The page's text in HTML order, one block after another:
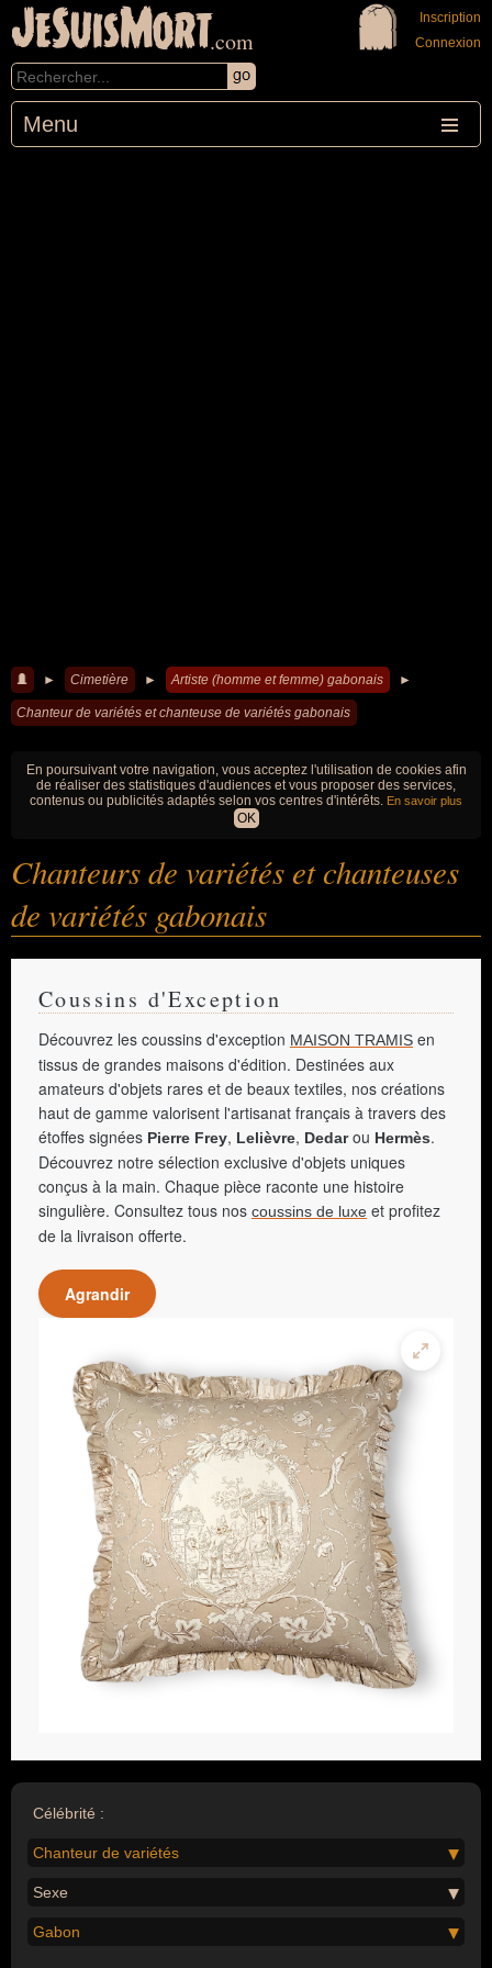
JeSuisMort.com
Menu
Inscription
Connexion
► Cimetière ► Artiste (homme et femme) gabonais ►
Chanteur de variétés et chanteuse de variétés gabonais
En poursuivant votre navigation, vous acceptez l'utilisation de cookies afin
de réaliser des statistiques d'audiences et vous proposer des services,
contenus ou publicités adaptés selon vos centres d'intérêts. En savoir plus
OK
Chanteurs de variétés et chanteuses
de variétés gabonais
Coussins d'Exception
Découvrez les coussins d'exception MAISON TRAMIS en
tissus de grandes maisons d'édition. Destinées aux
amateurs d'objets rares et de beaux textiles, nos créations
haut de gamme valorisent l'artisanat français à travers des
étoffes signées Pierre Frey, Lelièvre, Dedarou Hermès.
Découvrez notre sélection exclusive d'objets uniques
conçus à la main. Chaque pièce raconte une histoire
singulière. Consultez tous nos coussins de luxe et profitez
de la livraison offerte.
Agrandir
Célébrité :
Chanteur de variétés
Sexe
Gabon